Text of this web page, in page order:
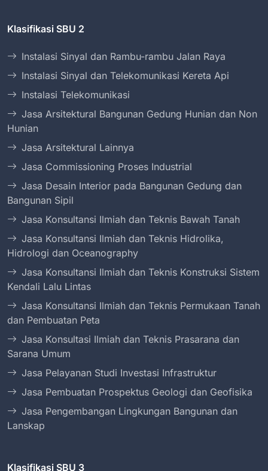
Klasifikasi SBU 2
Instalasi Sinyal dan Rambu-rambu Jalan Raya
Instalasi Sinyal dan Telekomunikasi Kereta Api
Instalasi Telekomunikasi
Jasa Arsitektural Bangunan Gedung Hunian dan Non
Hunian
Jasa Arsitektural Lainnya
Jasa Commissioning Proses Industrial
Jasa Desain Interior pada Bangunan Gedung dan
Bangunan Sipil
Jasa Konsultansi Ilmiah dan Teknis Bawah Tanah
Jasa Konsultansi Ilmiah dan Teknis Hidrolika,
Hidrologi dan Oceanography
Jasa Konsultansi Ilmiah dan Teknis Konstruksi Sistem
Kendali Lalu Lintas
Jasa Konsultansi Ilmiah dan Teknis Permukaan Tanah
dan Pembuatan Peta
Jasa Konsultasi Ilmiah dan Teknis Prasarana dan
Sarana Umum
Jasa Pelayanan Studi Investasi Infrastruktur
Jasa Pembuatan Prospektus Geologi dan Geofisika
Jasa Pengembangan Lingkungan Bangunan dan
Lanskap
Klasifikasi SBU 3